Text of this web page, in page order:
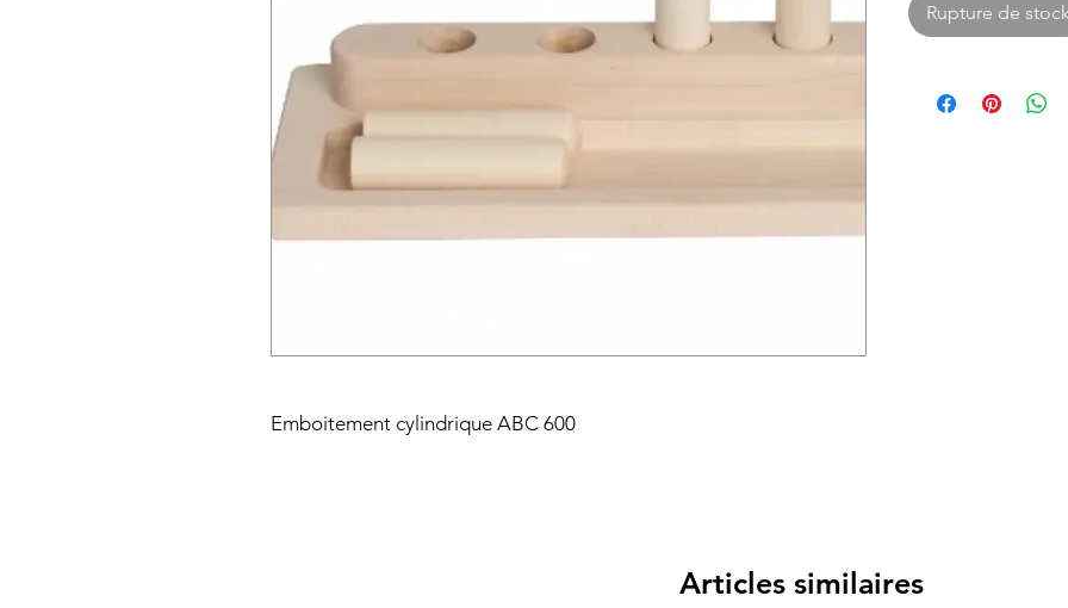
Emboitement cylindrique ABC 600
Rupture de
Articles similaires